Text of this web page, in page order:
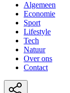
Algemeen
Economie
Sport
Lifestyle
Tech
Natuur
Over ons
Contact